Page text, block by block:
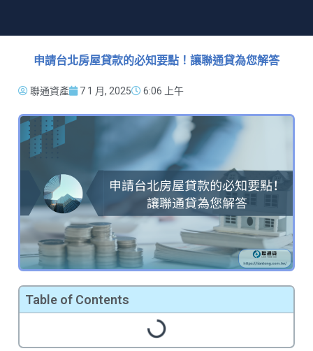
申請台北房屋貸款的必知要點！讓聯通貸為您解答
聯通資產 7 1 月, 2025 6:06 上午
Table of Contents